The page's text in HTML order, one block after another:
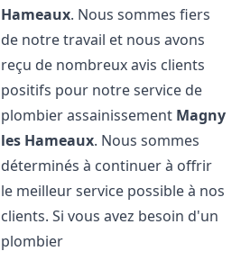
Hameaux. Nous sommes fiers
de notre travail et nous avons
reçu de nombreux avis clients
positifs pour notre service de
plombier assainissement Magny
les Hameaux. Nous sommes
déterminés à continuer à offrir
le meilleur service possible à nos
clients. Si vous avez besoin d'un
plombier